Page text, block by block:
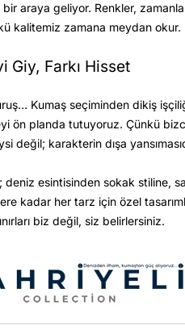
araya geliyor. Renkler,
kalitemiz zamana meydan okur.
Giy, Farkı Hisset
Kumaş seçiminden dikiş
ön planda tutuyoruz. Çünkü
değil; karakterin dışa
deniz esintisinden sokak stiline,
kadar her tarz için özel
biz değil, siz belirlersiniz.